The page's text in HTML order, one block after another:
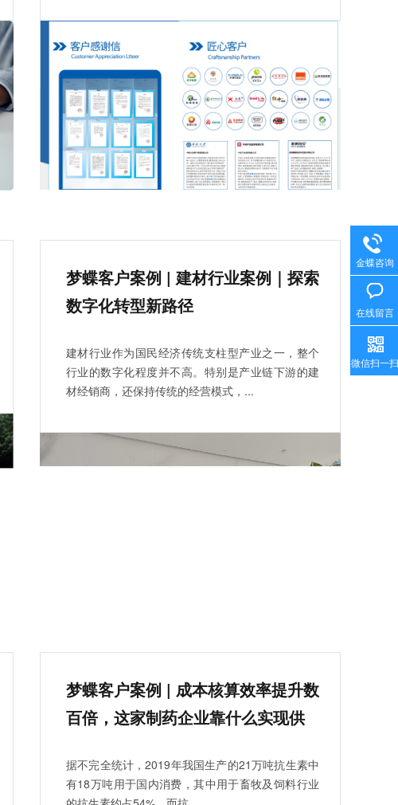
梦蝶客户案例 | 建材行业案例｜探索
数字化转型新路径
建材行业作为国民经济传统支柱型产业之一，整个
行业的数字化程度并不高。特别是产业链下游的建
材经销商，还保持传统的经营模式，...
梦蝶客户案例 | 成本核算效率提升数
百倍，这家制药企业靠什么实现供
据不完全统计，2019年我国生产的21万吨抗生素中
有18万吨用于国内消费，其中用于畜牧及饲料行业
金蝶咨询
在线留言
微信扫一扫